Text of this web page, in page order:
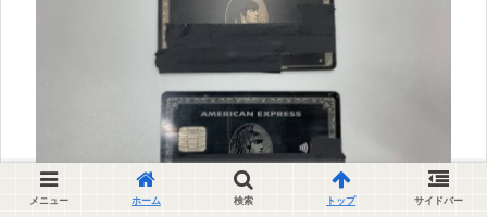
メニュー ホーム 検索 トップ サイドバー